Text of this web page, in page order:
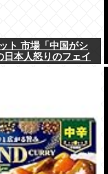
ト 市場「中国がシ
日本人怒りのフェイ